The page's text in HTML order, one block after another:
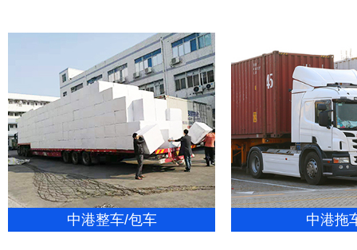
中港整车/包车 中港拖